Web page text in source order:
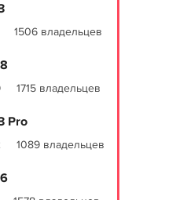
1506 владельцев
1715 владельцев
Pro
1089 владельцев